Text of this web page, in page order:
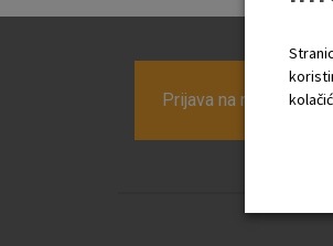
Prijava na newsletter